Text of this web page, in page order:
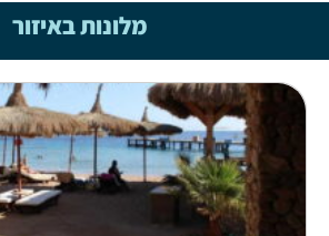
מלונות באיזור